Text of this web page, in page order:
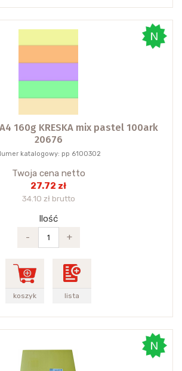
160g KRESKA mix pastel 100ark
20676
katalogowy: pp 6100302
Twoja cena netto
27.72 zł
34.10 zł brutto
Ilość
-
+
koszyk lista